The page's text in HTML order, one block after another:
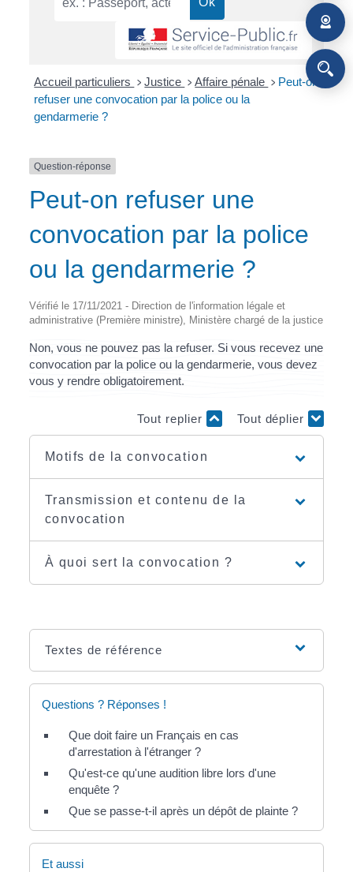
Accueil particuliers > Justice > Affaire pénale > Peut-on
refuser une convocation par la police ou la
gendarmerie ?
Question-réponse
Peut-on refuser une
convocation par la police
ou la gendarmerie ?
Vérifié le 17/11/2021 - Direction de l'information légale et
administrative (Première ministre), Ministère chargé de la justice
Non, vous ne pouvez pas la refuser. Si vous recevez une
convocation par la police ou la gendarmerie, vous devez
vous y rendre obligatoirement.
Tout replier Tout déplier
Motifs de la convocation
Transmission et contenu de la
convocation
À quoi sert la convocation ?
Textes de référence
Questions ? Réponses !
Que doit faire un Français en cas
d'arrestation à l'étranger ?
Qu'est-ce qu'une audition libre lors d'une
enquête ?
Que se passe-t-il après un dépôt de plainte ?
Et aussi